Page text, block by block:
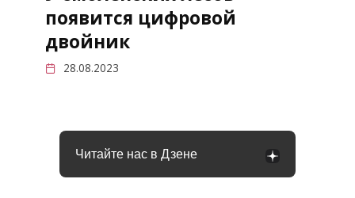
появится цифровой
двойник
28.08.2023
Читайте нас в Дзене